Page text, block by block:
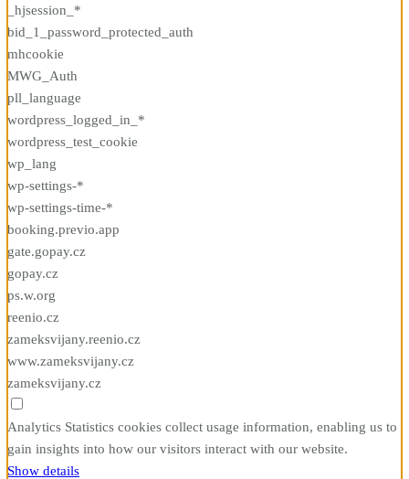
_hjsession_*
bid_1_password_protected_auth
mhcookie
MWG_Auth
pll_language
wordpress_logged_in_*
wordpress_test_cookie
wp_lang
wp-settings-*
wp-settings-time-*
booking.previo.app
gate.gopay.cz
gopay.cz
ps.w.org
reenio.cz
zameksvijany.reenio.cz
www.zameksvijany.cz
zameksvijany.cz
Analytics Statistics cookies collect usage information, enabling us to
gain insights into how our visitors interact with our website.
Show details